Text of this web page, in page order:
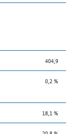
404,9
0,2 %
18,1 %